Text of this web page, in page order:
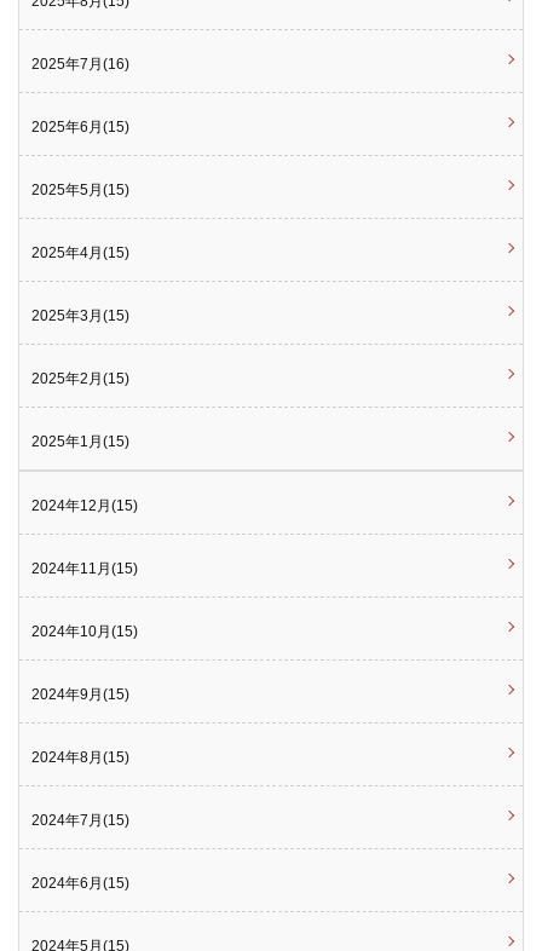
2025年7月(16)
2025年6月(15)
2025年5月(15)
2025年4月(15)
2025年3月(15)
2025年2月(15)
2025年1月(15)
2024年12月(15)
2024年11月(15)
2024年10月(15)
2024年9月(15)
2024年8月(15)
2024年7月(15)
2024年6月(15)
2024年5月(15)